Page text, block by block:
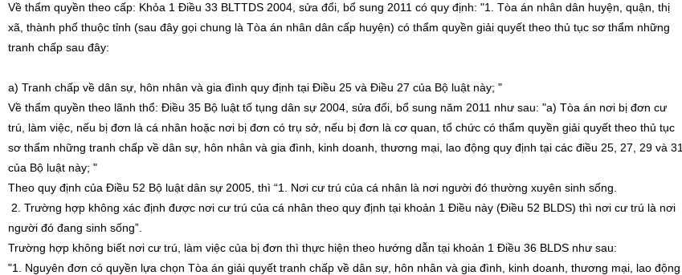
Về thẩm quyền theo cấp: Khỏa 1 Điều 33 BLTTDS 2004, sửa đổi, bổ sung 2011 có quy định: "1. Tòa án nhân dân huyện, quận, thị
xã, thành phố thuộc tỉnh (sau đây gọi chung là Tòa án nhân dân cấp huyện) có thẩm quyền giải quyết theo thủ tục sơ thẩm những
tranh chấp sau đây:
a) Tranh chấp về dân sự, hôn nhân và gia đình quy định tại Điều 25 và Điều 27 của Bộ luật này; "
Về thẩm quyền theo lãnh thổ: Điều 35 Bộ luật tố tụng dân sự 2004, sửa đổi, bổ sung năm 2011 như sau: "a) Tòa án nơi bị đơn cư
trú, làm việc, nếu bị đơn là cá nhân hoặc nơi bị đơn có trụ sở, nếu bị đơn là cơ quan, tổ chức có thẩm quyền giải quyết theo thủ tục
sơ thẩm những tranh chấp về dân sự, hôn nhân và gia đình, kinh doanh, thương mại, lao động quy định tại các điều 25, 27, 29 và 31
của Bộ luật này; "
Theo quy định của Điều 52 Bộ luật dân sự 2005, thì “1. Nơi cư trú của cá nhân là nơi người đó thường xuyên sinh sống.
2. Trường hợp không xác định được nơi cư trú của cá nhân theo quy định tại khoản 1 Điều này (Điều 52 BLDS) thì nơi cư trú là nơi
người đó đang sinh sống”.
Trường hợp không biết nơi cư trú, làm việc của bị đơn thì thực hiện theo hướng dẫn tại khoản 1 Điều 36 BLDS như sau:
"1. Nguyên đơn có quyền lựa chọn Tòa án giải quyết tranh chấp về dân sự, hôn nhân và gia đình, kinh doanh, thương mại, lao động